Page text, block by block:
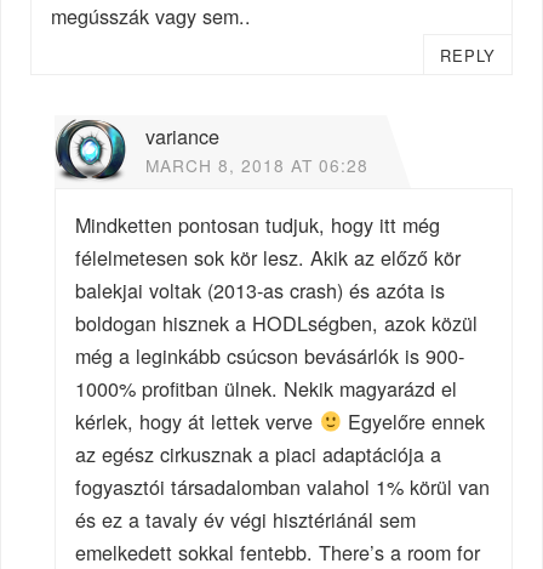
megússzák vagy sem..
REPLY
variance
MARCH 8, 2018 AT 06:28
Mindketten pontosan tudjuk, hogy itt még
félelmetesen sok kör lesz. Akik az előző kör
balekjai voltak (2013-as crash) és azóta is
boldogan hisznek a HODLségben, azok közül
még a leginkább csúcson bevásárlók is 900-
1000% profitban ülnek. Nekik magyarázd el
kérlek, hogy át lettek verve
Egyelőre ennek
az egész cirkusznak a piaci adaptációja a
fogyasztói társadalomban valahol 1% körül van
és ez a tavaly év végi hisztériánál sem
emelkedett sokkal fentebb. There’s a room for